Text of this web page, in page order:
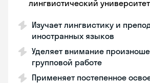
лингвистический университет
Изучает лингвистику и
иностранных языков
Уделяет внимание
групповой работе
Применяет постепенное